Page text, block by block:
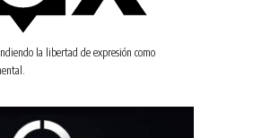
la libertad de expresión como